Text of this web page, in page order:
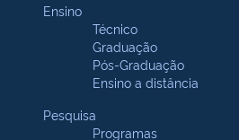
Ensino
Técnico
Graduação
Pós-Graduação
Ensino a distância
Pesquisa
Programas